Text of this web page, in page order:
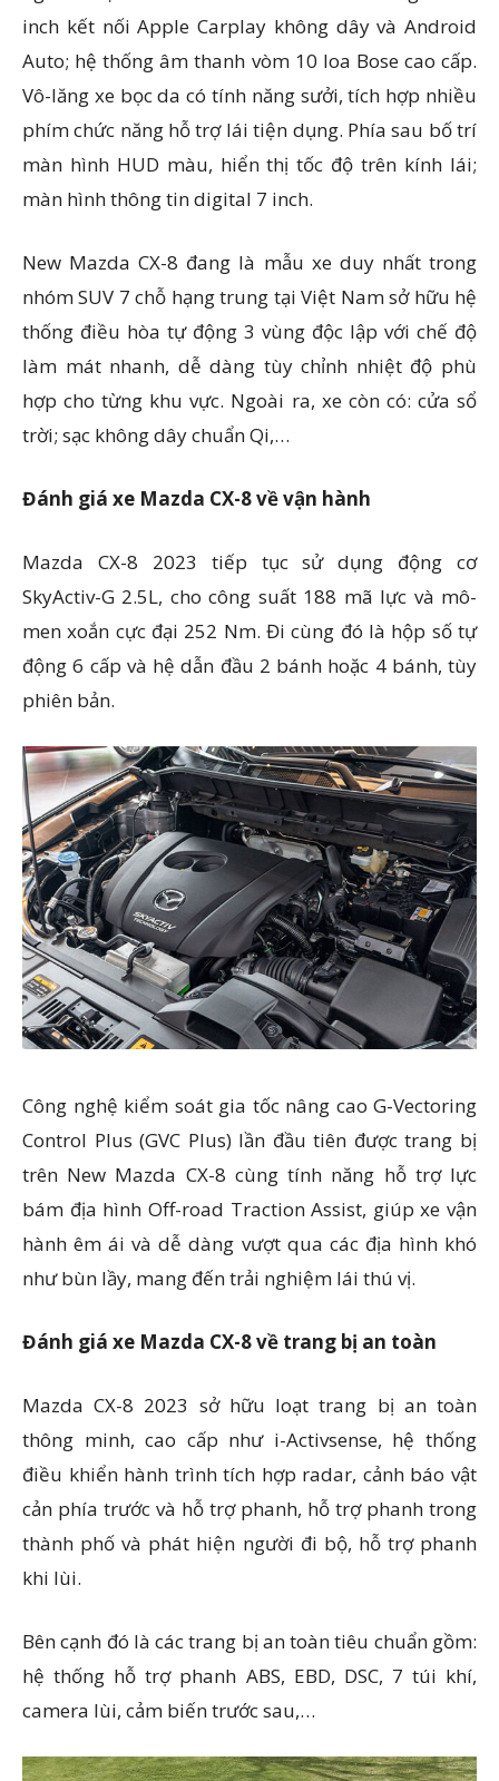
inch kết nối Apple Carplay không dây và Android
Auto; hệ thống âm thanh vòm 10 loa Bose cao cấp.
Vô-lăng xe bọc da có tính năng sưởi, tích hợp nhiều
phím chức năng hỗ trợ lái tiện dụng. Phía sau bố trí
màn hình HUD màu, hiển thị tốc độ trên kính lái;
màn hình thông tin digital 7 inch.
New Mazda CX-8 đang là mẫu xe duy nhất trong
nhóm SUV 7 chỗ hạng trung tại Việt Nam sở hữu hệ
thống điều hòa tự động 3 vùng độc lập với chế độ
làm mát nhanh, dễ dàng tùy chỉnh nhiệt độ phù
hợp cho từng khu vực. Ngoài ra, xe còn có: cửa sổ
trời; sạc không dây chuẩn Qi,…
Đánh giá xe Mazda CX-8 về vận hành
Mazda CX-8 2023 tiếp tục sử dụng động cơ
SkyActiv-G 2.5L, cho công suất 188 mã lực và mô-
men xoắn cực đại 252 Nm. Đi cùng đó là hộp số tự
động 6 cấp và hệ dẫn đầu 2 bánh hoặc 4 bánh, tùy
phiên bản.
Công nghệ kiểm soát gia tốc nâng cao G-Vectoring
Control Plus (GVC Plus) lần đầu tiên được trang bị
trên New Mazda CX-8 cùng tính năng hỗ trợ lực
bám địa hình Off-road Traction Assist, giúp xe vận
hành êm ái và dễ dàng vượt qua các địa hình khó
như bùn lầy, mang đến trải nghiệm lái thú vị.
Đánh giá xe Mazda CX-8 về trang bị an toàn
Mazda CX-8 2023 sở hữu loạt trang bị an toàn
thông minh, cao cấp như i-Activsense, hệ thống
điều khiển hành trình tích hợp radar, cảnh báo vật
cản phía trước và hỗ trợ phanh, hỗ trợ phanh trong
thành phố và phát hiện người đi bộ, hỗ trợ phanh
khi lùi.
Bên cạnh đó là các trang bị an toàn tiêu chuẩn gồm:
hệ thống hỗ trợ phanh ABS, EBD, DSC, 7 túi khí,
camera lùi, cảm biến trước sau,…